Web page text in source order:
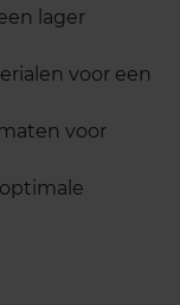
lager
voor een
voor